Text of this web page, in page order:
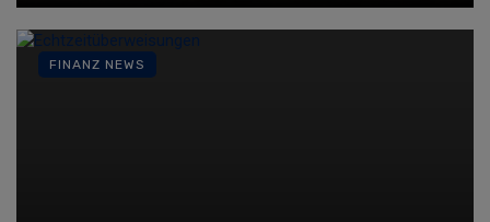
FINANZ NEWS